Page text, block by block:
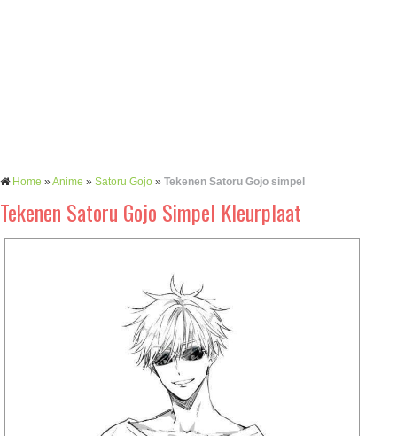
Home »Anime » Satoru Gojo » Tekenen Satoru Gojo simpel
Tekenen Satoru Gojo Simpel Kleurplaat